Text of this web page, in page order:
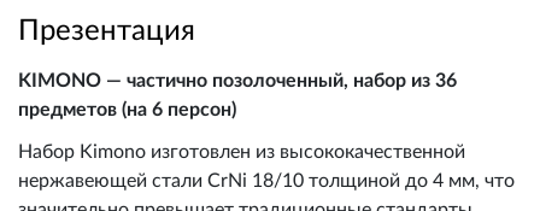
Презентация
KIMONO — частично позолоченный, набор из 36
предметов (на 6 персон)
Набор Kimono изготовлен из высококачественной
нержавеющей стали CrNi 18/10 толщиной до 4 мм, что